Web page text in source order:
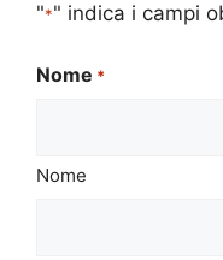
"*" indica i campi
Nome *
Nome